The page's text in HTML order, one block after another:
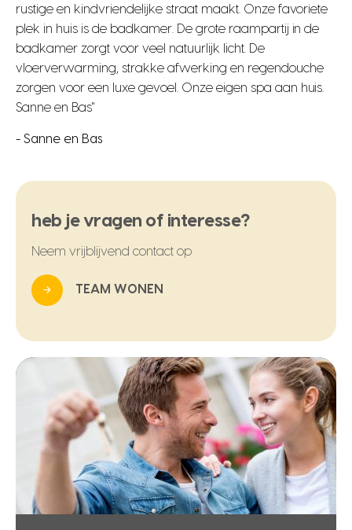
rustige en kindvriendelijke straat maakt. Onze favoriete
plek in huis is de badkamer. De grote raampartij in de
badkamer zorgt voor veel natuurlijk licht. De
vloerverwarming, strakke afwerking en regendouche
zorgen voor een luxe gevoel. Onze eigen spa aan huis.
Sanne en Bas"
- Sanne en Bas
heb je vragen of interesse?
Neem vrijblijvend contact op
TEAM WONEN